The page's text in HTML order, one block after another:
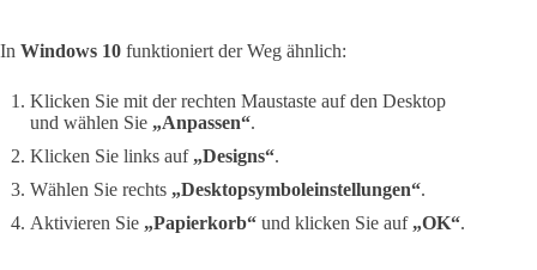
In Windows 10 funktioniert der Weg ähnlich:
Klicken Sie mit der rechten Maustaste auf den Desktop
und wählen Sie „Anpassen“.
Klicken Sie links auf „Designs“.
Wählen Sie rechts „Desktopsymboleinstellungen“.
Aktivieren Sie „Papierkorb“ und klicken Sie auf „OK“.